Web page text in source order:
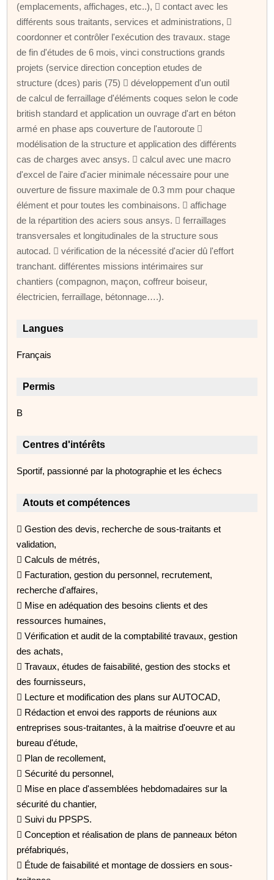
(emplacements, affichages, etc..),  contact avec les
différents sous traitants, services et administrations, 
coordonner et contrôler l'exécution des travaux. stage
de fin d'études de 6 mois, vinci constructions grands
projets (service direction conception etudes de
structure (dces) paris (75)  développement d'un outil
de calcul de ferraillage d'éléments coques selon le code
british standard et application un ouvrage d'art en béton
armé en phase aps couverture de l'autoroute 
modélisation de la structure et application des différents
cas de charges avec ansys.  calcul avec une macro
d'excel de l'aire d'acier minimale nécessaire pour une
ouverture de fissure maximale de 0.3 mm pour chaque
élément et pour toutes les combinaisons.  affichage
de la répartition des aciers sous ansys.  ferraillages
transversales et longitudinales de la structure sous
autocad.  vérification de la nécessité d'acier dû l'effort
tranchant. différentes missions intérimaires sur
chantiers (compagnon, maçon, coffreur boiseur,
électricien, ferraillage, bétonnage….).
Langues
Français
Permis
B
Centres d'intérêts
Sportif, passionné par la photographie et les échecs
Atouts et compétences
 Gestion des devis, recherche de sous-traitants et
validation,
 Calculs de métrés,
 Facturation, gestion du personnel, recrutement,
recherche d'affaires,
 Mise en adéquation des besoins clients et des
ressources humaines,
 Vérification et audit de la comptabilité travaux, gestion
des achats,
 Travaux, études de faisabilité, gestion des stocks et
des fournisseurs,
 Lecture et modification des plans sur AUTOCAD,
 Rédaction et envoi des rapports de réunions aux
entreprises sous-traitantes, à la maitrise d'oeuvre et au
bureau d'étude,
 Plan de recollement,
 Sécurité du personnel,
 Mise en place d'assemblées hebdomadaires sur la
sécurité du chantier,
 Suivi du PPSPS.
 Conception et réalisation de plans de panneaux béton
préfabriqués,
 Étude de faisabilité et montage de dossiers en sous-